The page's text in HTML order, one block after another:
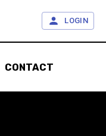
LOGIN
CONTACT